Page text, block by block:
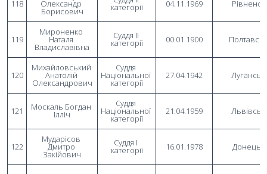
118 Олександр
Борисович категорії 04.11.1969
119
Мироненко
Наталя
Владиславівна
Суддя II
категорії 00.01.1900
120
Михайловський
Анатолій
Олександрович
Суддя
Національної
категорії
27.04.1942
121 Москаль Богдан
Ілліч
Суддя
Національної
категорії
21.04.1959
122
Мударісов
Дмитро
Закійович
Суддя I
категорії 16.01.1978